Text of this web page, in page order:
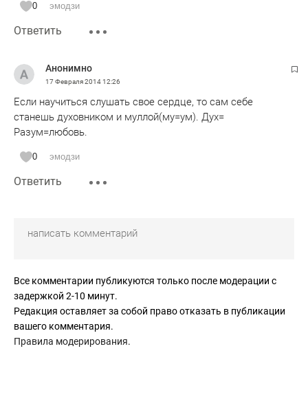
0 эмодзи
Ответить
Анонимно
17 Февраля 201412:26
Если научиться слушать свое сердце, то сам себе
станешь духовником и муллой(му=ум). Дух=
Разум=любовь.
0 эмодзи
Ответить
Все комментарии публикуются только после модерации с
задержкой 2-10 минут.
Редакция оставляет за собой право отказать в публикации
вашего комментария.
Правила модерирования.